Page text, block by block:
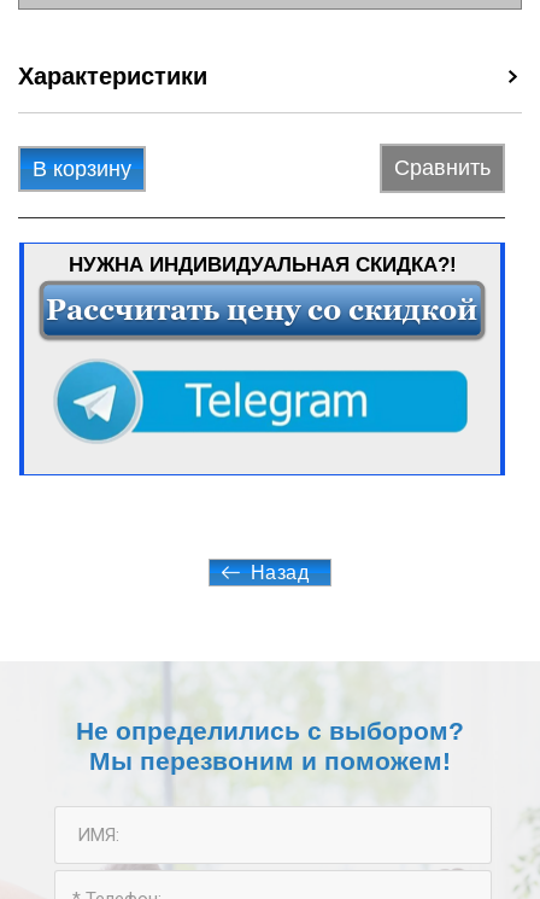
Характеристики
В корзину Сравнить
НУЖНА ИНДИВИДУАЛЬНАЯ СКИДКА?!
Назад
Не определились с выбором?
Мы перезвоним и поможем!